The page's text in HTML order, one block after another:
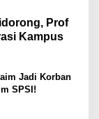
Prof
Kampus
Jadi Korban
SPSI!